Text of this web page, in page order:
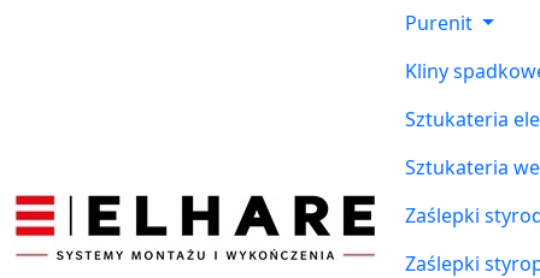
Purenit
Kliny
Sztukateria
Sztukateria
Zaślepki
Zaślepki